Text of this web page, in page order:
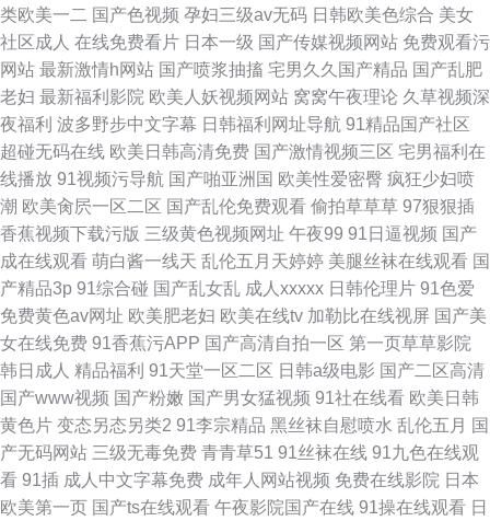
类欧美一二 国产色视频 孕妇三级av无码 日韩欧美色综合 美女
社区成人 在线免费看片 日本一级 国产传媒视频网站 免费观看污
网站 最新激情h网站 国产喷浆抽搐 宅男久久国产精品 国产乱肥
老妇 最新福利影院 欧美人妖视频网站 窝窝午夜理论 久草视频深
夜福利 波多野步中文字幕 日韩福利网址导航 91精品国产社区
超碰无码在线 欧美日韩高清免费 国产激情视频三区 宅男福利在
线播放 91视频污导航 国产啪亚洲国 欧美性爱密臀 疯狂少妇喷
潮 欧美肏屄一区二区 国产乱伦免费观看 偷拍草草草 97狠狠插
香蕉视频下载污版 三级黄色视频网址 午夜99 91日逼视频 国产
成在线观看 萌白酱一线天 乱伦五月天婷婷 美腿丝袜在线观看 国
产精品3p 91综合碰 国产乱女乱 成人xxxxx 日韩伦理片 91色爱
免费黄色av网址 欧美肥老妇 欧美在线tv 加勒比在线视屏 国产美
女在线免费 91香蕉污APP 国产高清自拍一区 第一页草草影院
韩日成人 精品福利 91天堂一区二区 日韩a级电影 国产二区高清
国产www视频 国产粉嫩 国产男女猛视频 91社在线看 欧美日韩
黄色片 变态另态另类2 91李宗精品 黑丝袜自慰喷水 乱伦五月 国
产无码网站 三级无毒免费 青青草51 91丝袜在线 91九色在线观
看 91插 成人中文字幕免费 成年人网站视频 免费在线影院 日本
欧美第一页 国产ts在线观看 午夜影院国产在线 91操在线观看 日